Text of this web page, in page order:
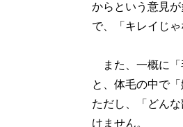
からという意見
で、「キレイじ
また、一概に「
と、体毛の中で
ただし、「どん
けません。